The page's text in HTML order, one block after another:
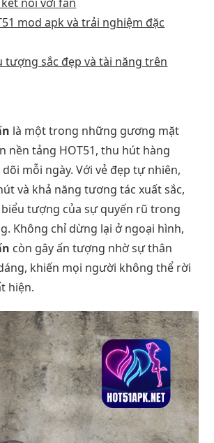
mod apk và trải nghiệm đặc
tượng sắc đẹp và tài năng trên
là một trong những gương mặt
nền tảng HOT51, thu hút hàng
mỗi ngày. Với vẻ đẹp tự nhiên,
và khả năng tương tác xuất sắc,
tượng của sự quyến rũ trong
Không chỉ dừng lại ở ngoại hình,
còn gây ấn tượng nhờ sự thân
khiến mọi người không thể rời
hiện.